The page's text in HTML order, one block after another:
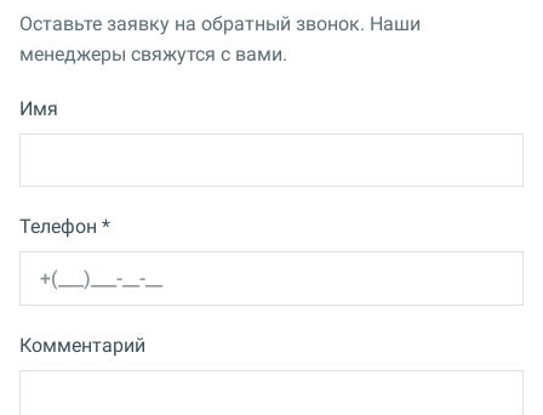
Оставьте заявку на обратный звонок. Наши
менеджеры свяжутся с вами.
Имя
Телефон *
Комментарий